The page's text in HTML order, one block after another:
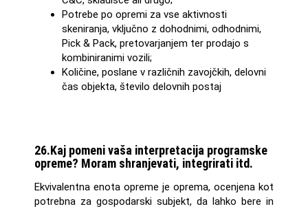
Potrebe po opremi za vse aktivnosti
skeniranja, vključno z dohodnimi, odhodnimi,
Pick & Pack, pretovarjanjem ter prodajo s
kombiniranimi vozili;
Količine, poslane v različnih zavojčkih, delovni
čas objekta, število delovnih postaj
26.Kaj pomeni vaša interpretacija programske
opreme? Moram shranjevati, integrirati itd.
Ekvivalentna enota opreme je oprema, ocenjena kot
potrebna za gospodarski subjekt, da lahko bere in